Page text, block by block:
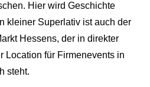
Ihr Event
Events
Events
& Marketing
uns
Hier wird Geschichte
kleiner Superlativ ist auch der
Hessens, der in direkter
Location für Firmenevents in
steht.